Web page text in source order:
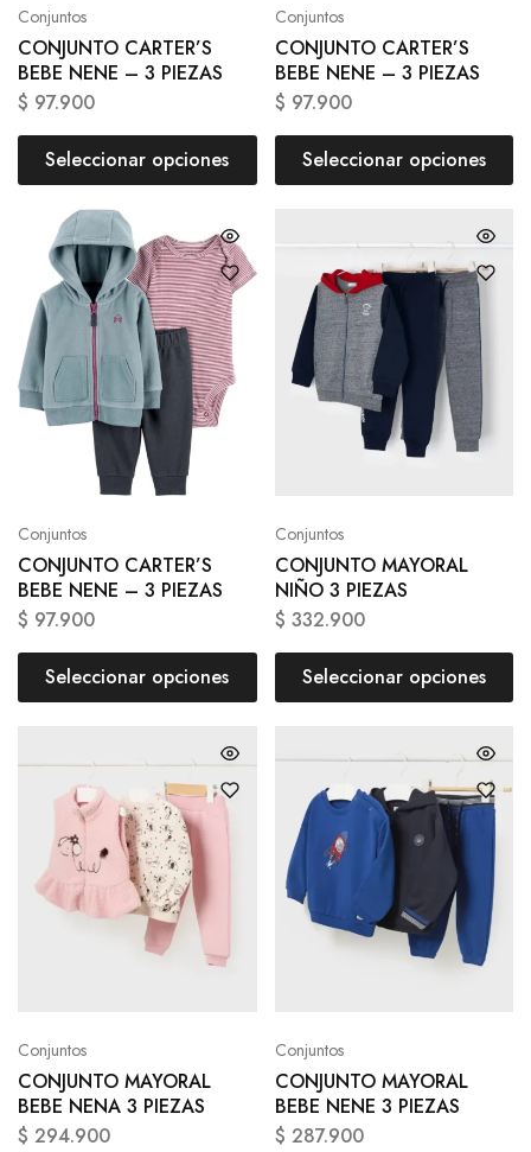
Conjuntos
CONJUNTO CARTER’S
BEBE NENE – 3 PIEZAS
$ 97.900
Seleccionar opciones
Conjuntos
CONJUNTO CARTER’S
BEBE NENE – 3 PIEZAS
$ 97.900
Seleccionar opciones
Conjuntos
CONJUNTO CARTER’S
BEBE NENE – 3 PIEZAS
$ 97.900
Seleccionar opciones
Conjuntos
CONJUNTO MAYORAL
NIÑO 3 PIEZAS
$ 332.900
Seleccionar opciones
Conjuntos
CONJUNTO MAYORAL
BEBE NENA 3 PIEZAS
$ 294.900
Conjuntos
CONJUNTO MAYORAL
BEBE NENE 3 PIEZAS
$ 287.900